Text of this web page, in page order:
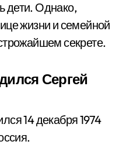
дети. Однако,
жизни и семейной
секрете.
Сергей
14 декабря 1974